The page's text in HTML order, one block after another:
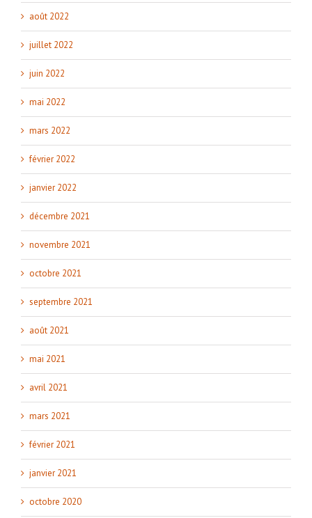
août 2022
juillet 2022
juin 2022
mai 2022
mars 2022
février 2022
janvier 2022
décembre 2021
novembre 2021
octobre 2021
septembre 2021
août 2021
mai 2021
avril 2021
mars 2021
février 2021
janvier 2021
octobre 2020